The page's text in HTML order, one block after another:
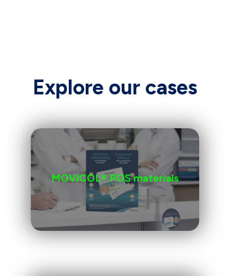
Explore our cases
MOVICOL® POS materials